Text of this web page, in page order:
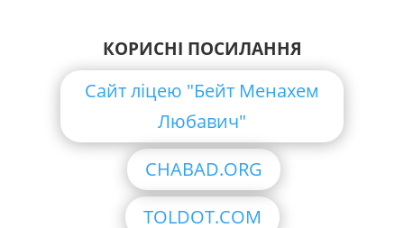
КОРИСНІ ПОСИЛАННЯ
Сайт ліцею "Бейт Менахем
Любавич"
CHABAD.ORG
TOLDOT.COM